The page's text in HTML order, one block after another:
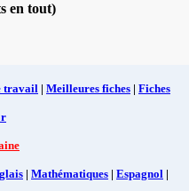
en tout)
travail | Meilleures fiches | Fiches
| Mathématiques | Espagnol |